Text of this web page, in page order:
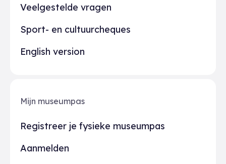
Veelgestelde vragen
Sport- en cultuurcheques
English version
Mijn museumpas
Registreer je fysieke museumpas
Aanmelden